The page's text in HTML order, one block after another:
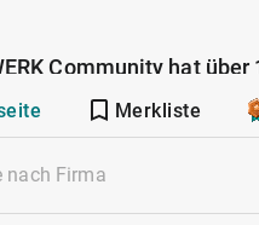
Community hat
Merkliste